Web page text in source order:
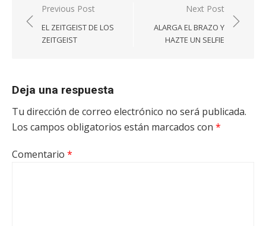
Navegación
de
entradas
Previous Post
EL ZEITGEIST DE LOS
ZEITGEIST
Next Post
ALARGA EL BRAZO Y
HAZTE UN SELFIE
Deja una respuesta
Tu dirección de correo electrónico no será publicada.
Los campos obligatorios están marcados con *
Comentario *